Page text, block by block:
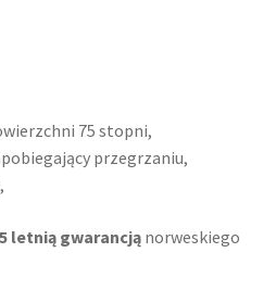
75 stopni,
przegrzaniu,
5 letnią gwarancją norweskiego